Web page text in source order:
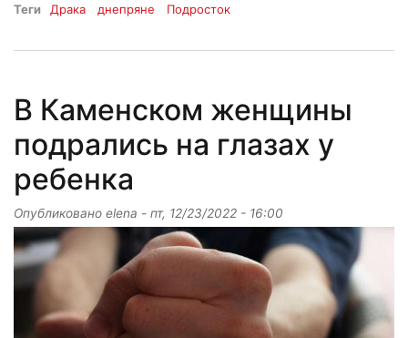
Теги Драка днепряне Подросток
В Каменском женщины
подрались на глазах у
ребенка
Опубликовано elena - пт, 12/23/2022 - 16:00